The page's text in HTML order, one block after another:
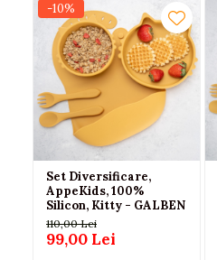
-10%
Set Diversificare,
AppeKids, 100%
Silicon, Kitty - GALBEN
110,00 Lei
99,00 Lei